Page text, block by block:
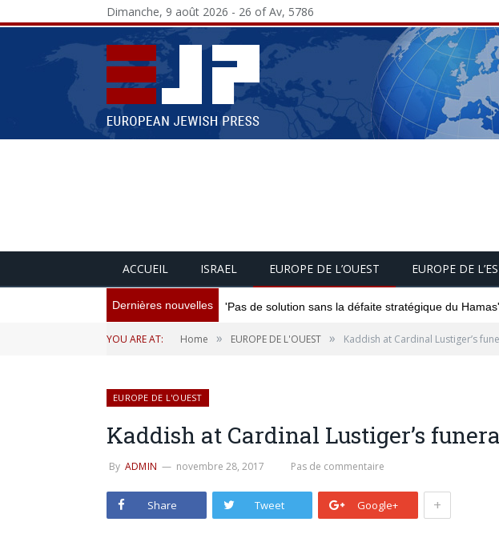
Dimanche, 9 août 2026 - 26 of Av, 5786
ACCUEIL ISRAEL EUROPE DE L’OUEST EUROPE DE
Dernières nouvelles 'Pas de solution sans la défaite stratégique du
YOU ARE AT: Home » EUROPE DE L'OUEST » Kaddish at Cardinal Lustiger’s
EUROPE DE L'OUEST
Kaddish at Cardinal Lustiger’s
By ADMIN novembre 28, 2017 Pas de commentaire
Share Tweet Google+ +